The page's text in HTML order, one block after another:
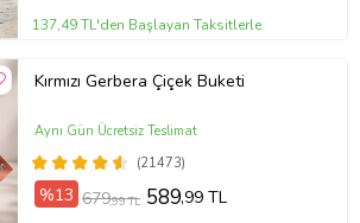
137,49 TL'den Başlayan Taksitlerle
Kırmızı Gerbera Çiçek Buketi
(21473)
Aynı Gün Ücretsiz Teslimat
%13 679,99 TL 589,99 TL